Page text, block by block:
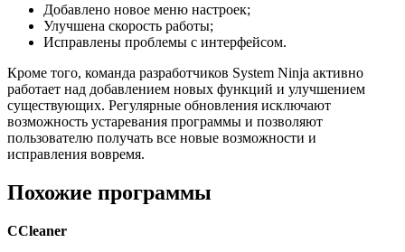
Добавлено новое меню настроек;
Улучшена скорость работы;
Исправлены проблемы с интерфейсом.
Кроме того, команда разработчиков System Ninja активно
работает над добавлением новых функций и улучшением
существующих. Регулярные обновления исключают
возможность устаревания программы и позволяют
пользователю получать все новые возможности и
исправления вовремя.
Похожие программы
CCleaner